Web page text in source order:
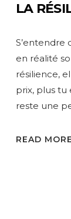
LA
S’entendre
en réalité
résilience,
prix, plus tu
reste une
READ MORE